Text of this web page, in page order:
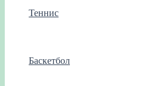
Теннис
Баскетбол